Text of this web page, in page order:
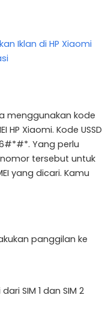
Iklan di HP Xiaomi
menggunakan kode
Xiaomi. Kode USSD
Yang perlu
tersebut untuk
yang dicari. Kamu
panggilan ke
SIM 1 dan SIM 2